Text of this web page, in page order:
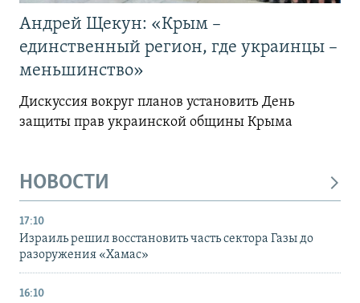
Андрей Щекун: «Крым –
единственный регион, где украинцы –
меньшинство»
Дискуссия вокруг планов установить День
защиты прав украинской общины Крыма
НОВОСТИ
17:10
Израиль решил восстановить часть сектора Газы до
разоружения «Хамас»
16:10